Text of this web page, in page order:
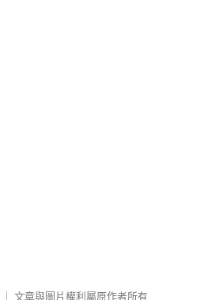
文章與圖片權利屬原作者所有